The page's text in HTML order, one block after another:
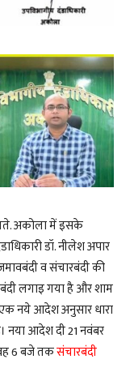
अकोला में इसके
डॉ. नीलेश अपार
व संचारबंदी की
लगाइ गया है और शाम
नये आदेश अनुसार धारा
नया आदेश दी 21 नवंबर
6 बजे तकसंचारबंदी